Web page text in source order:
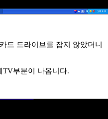
드 드라이브를 잡지 않았더니
TV부분이 나옵니다.